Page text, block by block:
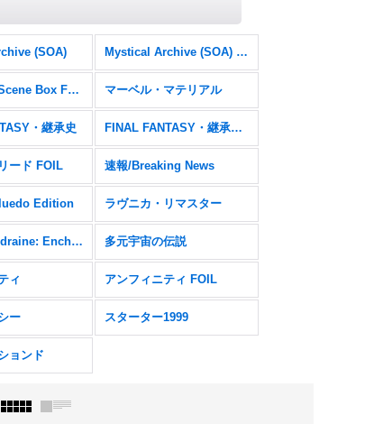
(SOA) Mystical Archive (SOA) FOIL
マーベル：Scene Box FOIL マーベル・マテリアル
・継承史 FINAL FANTASY・継承史 FOIL
ード FOIL 速報/Breaking News
Edition ラヴニカ・リマスター
Wilds of Eldraine: Enchanting Tales FOIL 多元宇宙の伝説
ィ アンフィニティ FOIL
ー スターター1999
ョンド